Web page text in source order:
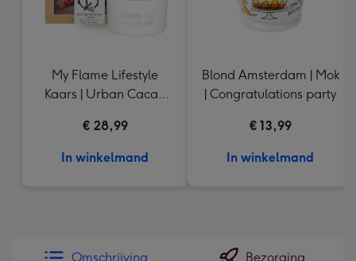
My Flame Lifestyle
Kaars | Urban Cacao
€ 28,99
In winkelmand
Blond Amsterdam | Mok
| Congratulations party
€ 13,99
In winkelmand
Omschrijving Bezorging